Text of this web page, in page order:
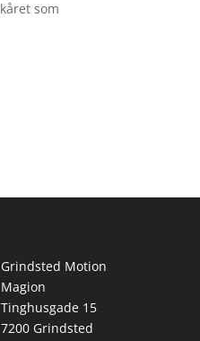
som
Grindsted Motion
Magion
Tinghusgade 15
7200 Grindsted